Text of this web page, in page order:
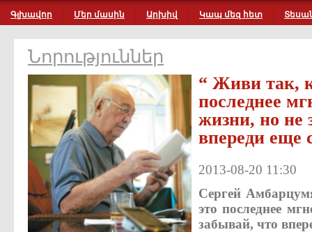
Գլխավոր Մեր մասին Արխիվ Կապ մեզ հետ
Նորություններ
“ Живи так,
последнее
жизни, но не
впереди еще
2013-08-20 11:30
Сергей
это последнее
забывай, что